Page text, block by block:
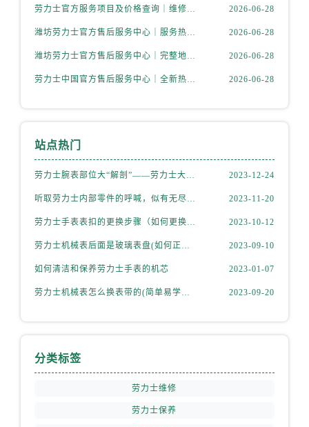
劳力士官方服务项目及价格查询｜维修地址及售后服务热线权威信息通知（2026年7月最新） 2026-06-28
潍坊劳力士官方售后服务中心｜服务热线及全部网点地址权威信息公示（2026年7月更新） 2026-06-28
潍坊劳力士官方售后服务中心｜完整地址与官方电话权威信息公示（2026年7月更新） 2026-06-28
劳力士中国官方售后服务中心｜全新热线及维修地址权威信息通告（2026年7月最新） 2026-06-28
站点热门
劳力士腕表部位大“解剖”——劳力士大讲堂开课啦！ 2023-12-24
听取劳力士内部零件的呼喊，似有无尽的故事等待我们去探索 2023-11-20
劳力士手表表扣的更换步骤（如何更换手表的表扣） 2023-10-12
劳力士机械表后面是玻璃表盘(如何正确清洁和保养) 2023-09-10
如何清洁和保养劳力士手表的机芯 2023-01-07
劳力士机械表怎么换表带的(简单易学的步骤) 2023-09-20
分类标签
劳力士维修
劳力士保养